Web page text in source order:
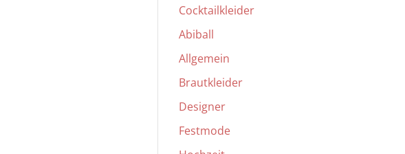
Cocktailkleider
Abiball
Allgemein
Brautkleider
Designer
Festmode